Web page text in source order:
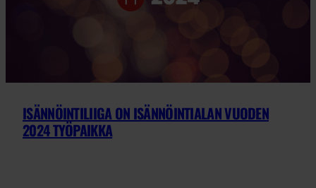
ISÄNNÖINTILIIGA ON ISÄNNÖINTIALAN VUODEN
2024 TYÖPAIKKA